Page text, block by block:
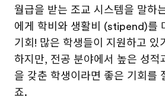
월급을 받는 조교 시스템을 말하
에게 학비와 생활비 (stipend)를
기회! 많은 학생들이 지원하고 있
하지만, 전공 분야에서 높은 성적
을 갖춘 학생이라면 좋은 기회를
죠.